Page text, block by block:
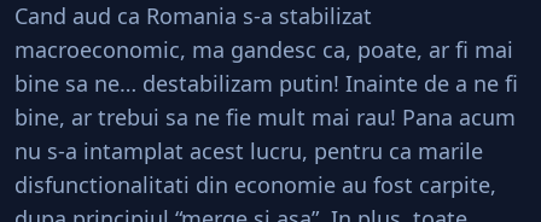
Cand aud ca Romania s-a stabilizat
macroeconomic, ma gandesc ca, poate, ar fi mai
bine sa ne… destabilizam putin! Inainte de a ne fi
bine, ar trebui sa ne fie mult mai rau! Pana acum
nu s-a intamplat acest lucru, pentru ca marile
disfunctionalitati din economie au fost carpite,